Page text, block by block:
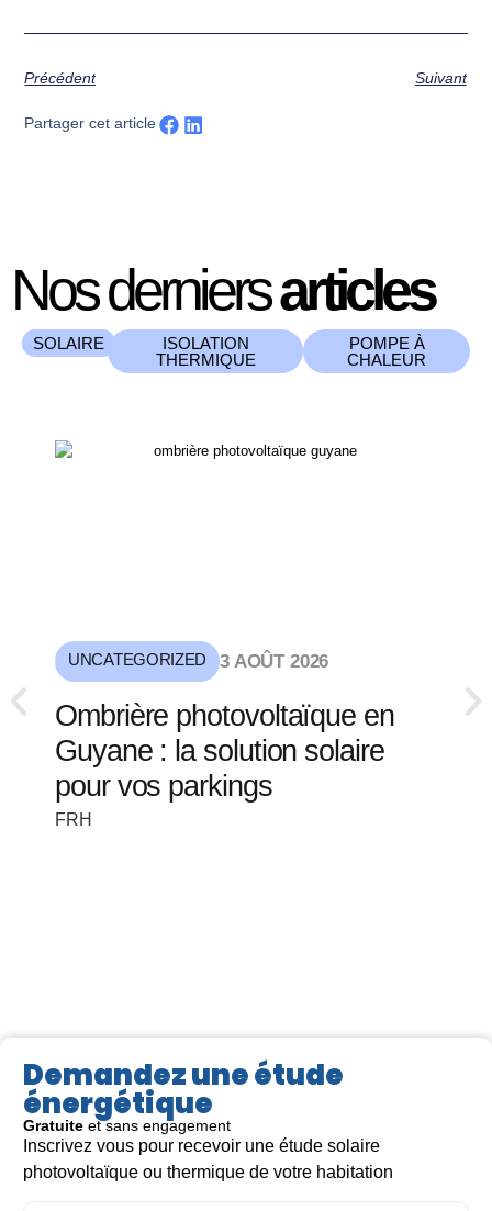
Précédent Suivant
Partager cet article
Nos derniersarticles
SOLAIRE
ISOLATION
THERMIQUE
POMPE À
CHALEUR
UNCATEGORIZED 3 AOÛT 2026
Ombrière photovoltaïque en
Guyane : la solution solaire
pour vos parkings
FRH
Lire la suite >
Demandez une étude
énergétique
Gratuite et sans engagement
Inscrivez vous pour recevoir une étude solaire
photovoltaïque ou thermique de votre habitation